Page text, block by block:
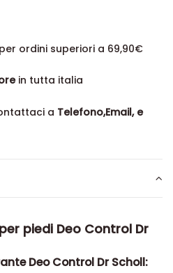
per ordini superiori a 69,90€
in tutta italia
a Telefono,Email, e
piedi Deo Control Dr
Deo Control Dr Scholl: